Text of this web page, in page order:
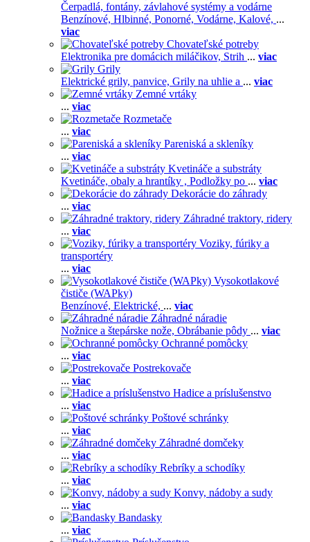
Čerpadlá, fontány, závlahové systémy a vodárne
Benzínové, Hlbinné, Ponorné, Vodárne, Kalové, ...
viac
Chovateľské potreby
Elektronika pre domácich miláčikov, Strih ... viac
Grily
Elektrické grily, panvice, Grily na uhlie a ... viac
Zemné vrtáky
... viac
Rozmetače
... viac
Pareniská a skleníky
... viac
Kvetináče a substráty
Kvetináče, obaly a hrantíky , Podložky po ... viac
Dekorácie do záhrady
... viac
Záhradné traktory, ridery
... viac
Voziky, fúriky a
transportéry
... viac
Vysokotlakové
čističe (WAPky)
Benzínové, Elektrické, ... viac
Záhradné náradie
Nožnice a štepárske nože, Obrábanie pôdy ... viac
Ochranné pomôcky
... viac
Postrekovače
... viac
Hadice a príslušenstvo
... viac
Poštové schránky
... viac
Záhradné domčeky
... viac
Rebríky a schodíky
... viac
Konvy, nádoby a sudy
... viac
Bandasky
... viac